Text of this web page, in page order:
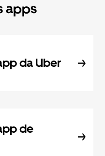
apps
da Uber
de